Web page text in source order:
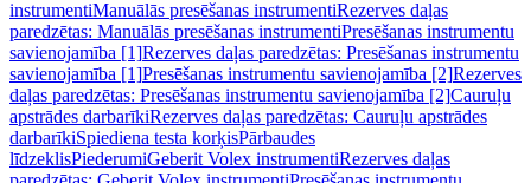
instrumentiManuālās presēšanas instrumentiRezerves daļas
paredzētas: Manuālās presēšanas instrumentiPresēšanas instrumentu
savienojamība [1]Rezerves daļas paredzētas: Presēšanas instrumentu
savienojamība [1]Presēšanas instrumentu savienojamība [2]Rezerves
daļas paredzētas: Presēšanas instrumentu savienojamība [2]Cauruļu
apstrādes darbarīkiRezerves daļas paredzētas: Cauruļu apstrādes
darbarīkiSpiediena testa korķisPārbaudes
līdzeklisPiederumiGeberit Volex instrumentiRezerves daļas